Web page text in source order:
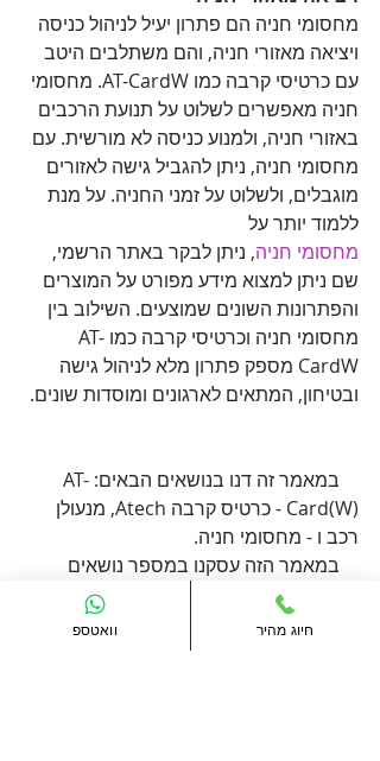
מחסומי חניה הם פתרון יעיל לניהול כניסה
ויציאה מאזורי חניה, והם משתלבים היטב
עם כרטיסי קרבה כמו AT-CardW. מחסומי
חניה מאפשרים לשלוט על תנועת הרכבים
באזורי חניה, ולמנוע כניסה לא מורשית. עם
מחסומי חניה, ניתן להגביל גישה לאזורים
מוגבלים, ולשלוט על זמני החניה. על מנת
ללמוד יותר על
מחסומי חניה, ניתן לבקר באתר הרשמי,
שם ניתן למצוא מידע מפורט על המוצרים
והפתרונות השונים שמוצעים. השילוב בין
מחסומי חניה וכרטיסי קרבה כמו AT-
CardW מספק פתרון מלא לניהול גישה
ובטיחון, המתאים לארגונים ומוסדות שונים.
    במאמר זה דנו בנושאים הבאים: AT-
Card(W) - כרטיס קרבה Atech, מנעולן
    במאמר הזה עסקנו במספר נושאים
חשובים ומעניינים בתחום המנעולנות. אנו
אוהבים לסקור סוגי מנעולים וכיצד ניתן
להגן על עצמך מפני פריצות. נספר לכם
וואטספ חיוג מהיר